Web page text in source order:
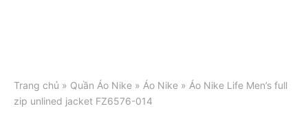
Trang chủ » Quần Áo Nike » Áo Nike » Áo Nike Life Men’s full
zip unlined jacket FZ6576-014